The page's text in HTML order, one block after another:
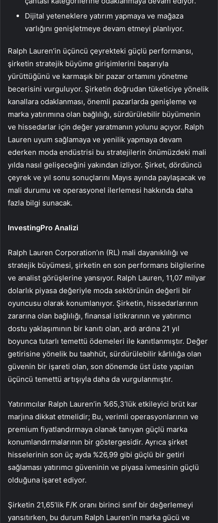
Dijital yeteneklere yatırım yapmaya ve mağaza
varlığını genişletmeye devam etmeyi planlıyor.
Ralph Lauren’in üçüncü çeyrekteki güçlü performansı,
şirketin stratejik büyüme girişimlerini başarıyla
yürüttüğünü ve karmaşık bir pazar ortamını yönetme
becerisini vurguluyor. Şirketin doğrudan tüketiciye yönelik
kanallara odaklanması, önemli pazarlarda genişleme ve
marka yatırımına olan bağlılığı, sürdürülebilir büyümenin
ve hissedarlar için değer yaratmanın yolunu açıyor. Ralph
Lauren uyum sağlamaya ve yenilik yapmaya devam
ederken moda endüstrisi bu stratejilerin önümüzdeki mali
yılda nasıl gelişeceğini yakından izliyor. Şirket, dördüncü
çeyrek ve yıl sonu sonuçlarını Mayıs ayında paylaşacak ve
mali durumu ve operasyonel ilerlemesi hakkında daha
fazla bilgi sunacak.
InvestingPro Analizi
Ralph Lauren Corporation’ın (RL) mali dayanıklılığı ve
stratejik büyümesi, şirketin en son performans bilgilerine
ve analist görüşlerine yansıyor. Ralph Lauren, 11,07 milyar
dolarlık piyasa değeriyle moda sektörünün değerli bir
oyuncusu olarak konumlanıyor. Şirketin, hissedarlarının
zararına olan bağlılığı, finansal istikrarının ve yatırımcı
dostu yaklaşımının bir kanıtı olan, ardı ardına 21 yıl
boyunca tutarlı temettü ödemeleri ile kanıtlanmıştır. Değer
getirisine yönelik bu taahhüt, sürdürülebilir kârlılığa olan
güvenin bir işareti olan, son dönemde üst üste yapılan
üçüncü temettü artışıyla daha da vurgulanmıştır.
Yatırımcılar Ralph Lauren’in %65,3’lük etkileyici brüt kar
marjına dikkat etmelidir; Bu, verimli operasyonlarının ve
premium fiyatlandırmaya olanak tanıyan güçlü marka
konumlandırmalarının bir göstergesidir. Ayrıca şirket
hisselerinin son üç ayda %26,99 gibi güçlü bir getiri
sağlaması yatırımcı güveninin ve piyasa ivmesinin güçlü
olduğuna işaret ediyor.
Şirketin 21,65’lik F/K oranı birinci sınıf bir değerlemeyi
yansıtırken, bu durum Ralph Lauren’in marka gücü ve